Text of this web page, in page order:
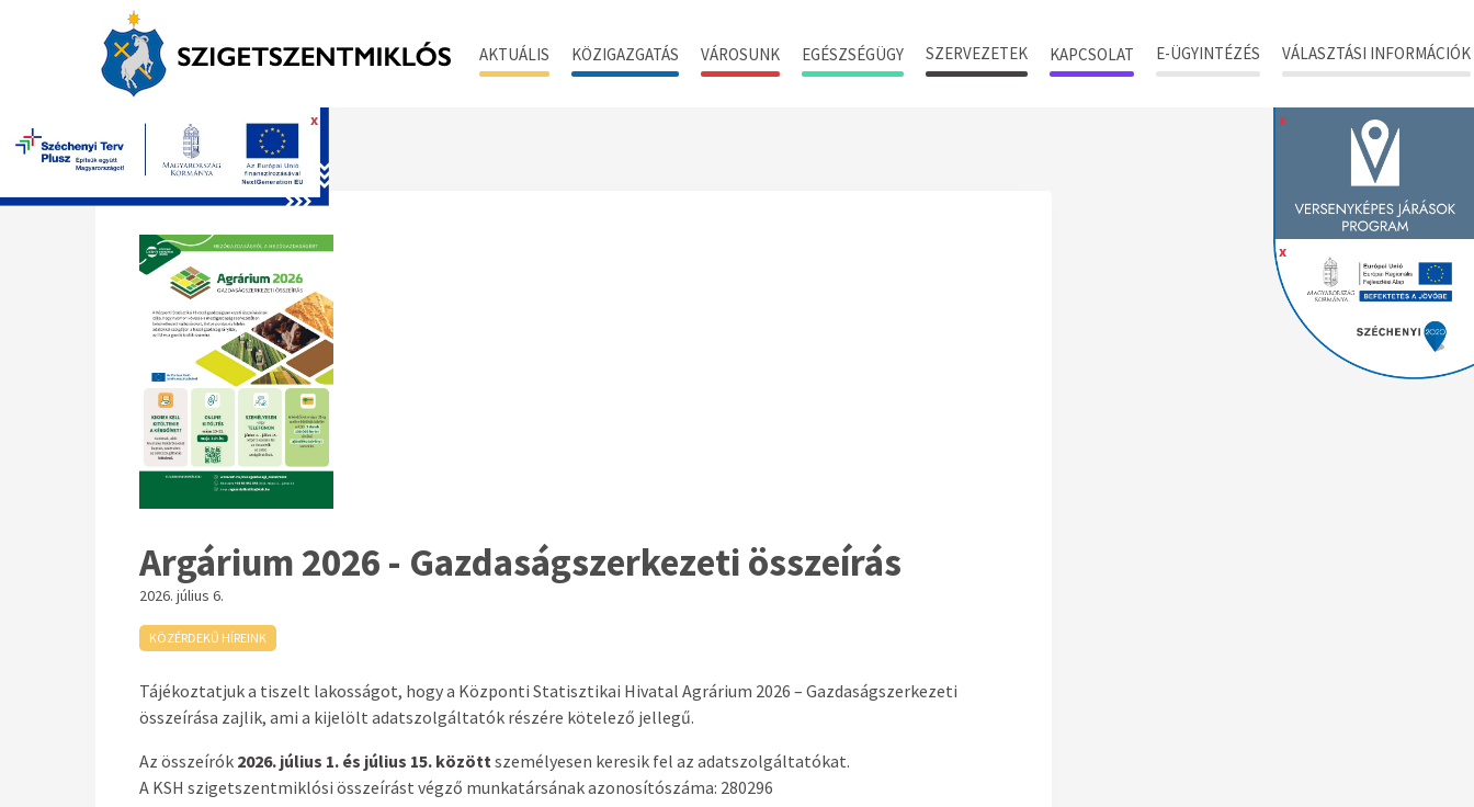
AKTUÁLIS KÖZIGAZGATÁS VÁROSUNK EGÉSZSÉGÜGY SZERVEZETEK KAPCSOLAT E-ÜGYINTÉZÉS VÁLASZTÁSI INFORMÁCIÓK
x
x
x
Főoldal
Argárium 2026 - Gazdaságszerkezeti összeírás
2026. július 6.
KÖZÉRDEKŰ HÍREINK
Tájékoztatjuk a tiszelt lakosságot, hogy a Központi Statisztikai Hivatal Agrárium 2026 – Gazdaságszerkezeti
összeírása zajlik, ami a kijelölt adatszolgáltatók részére kötelező jellegű.
Az összeírók 2026. július 1. és július 15. közöttszemélyesen keresik fel az adatszolgáltatókat.
A KSH szigetszentmiklósi összeírást végző munkatársának azonosítószáma: 280296